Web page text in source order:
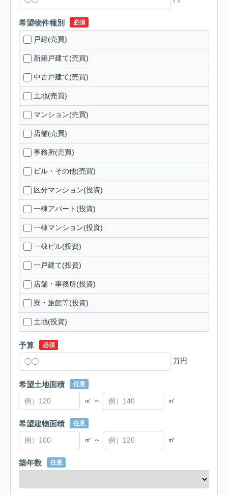
希望物件種別 必須
戸建(売買)
新築戸建て(売買)
中古戸建て(売買)
土地(売買)
マンション(売買)
店舗(売買)
事務所(売買)
ビル・その他(売買)
区分マンション(投資)
一棟アパート(投資)
一棟マンション(投資)
一棟ビル(投資)
一戸建て(投資)
店舗・事務所(投資)
寮・旅館等(投資)
土地(投資)
予算 必須
万円
希望土地面積 任意
㎡ ～ ㎡
希望建物面積 任意
㎡ ～ ㎡
築年数 任意